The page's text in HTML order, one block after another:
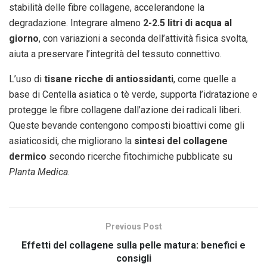
stabilità delle fibre collagene, accelerandone la
degradazione. Integrare almeno 2-2.5 litri di acqua al
giorno, con variazioni a seconda dell’attività fisica svolta,
aiuta a preservare l’integrità del tessuto connettivo.
L’uso di tisane ricche di antiossidanti, come quelle a
base di Centella asiatica o tè verde, supporta l’idratazione e
protegge le fibre collagene dall’azione dei radicali liberi.
Queste bevande contengono composti bioattivi come gli
asiaticosidi, che migliorano la sintesi del collagene
dermico secondo ricerche fitochimiche pubblicate su
Planta Medica.
Previous Post
Effetti del collagene sulla pelle matura: benefici e
consigli